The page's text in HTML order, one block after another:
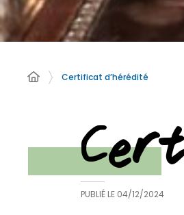
Certificat d’hérédité
PUBLIÉ LE 04/12/2024